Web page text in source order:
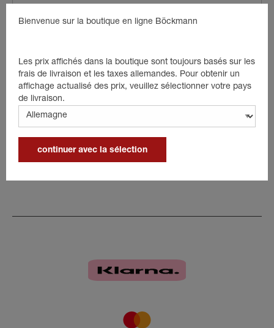
dans le panier
Beschreibung
Bienvenue sur la boutique en ligne Böckmann
Les prix affichés dans la boutique sont toujours basés sur les
frais de livraison et les taxes allemandes. Pour obtenir un
affichage actualisé des prix, veuillez sélectionner votre pays
de livraison.
continuer avec la sélection